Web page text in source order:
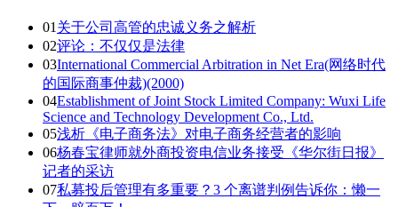
01 关于公司高管的忠诚义务之解析
02评论：不仅仅是法律
03International Commercial Arbitration in Net Era(网络时代
的国际商事仲裁)(2000)
04Establishment of Joint Stock Limited Company: Wuxi Life
Science and Technology Development Co., Ltd.
05浅析《电子商务法》对电子商务经营者的影响
06杨春宝律师就外商投资电信业务接受《华尔街日报》
记者的采访
07私募投后管理有多重要？3 个离谱判例告诉你：懒一